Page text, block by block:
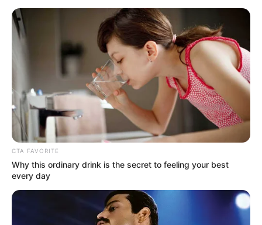
las comunidades en La
Mojana tras las crecientes
registradas en el río Cauca
CONTRALORÍA
Contraloría le pone la lupa
al dinero destinado a las
obras en La Mojana y
Caregato
A Campesinos de La
Mojana, en el sur de
Bolívar, les llegó plática
CTA FAVORITE
Why this ordinary drink is the secret to feeling your best
every day